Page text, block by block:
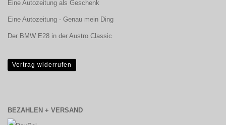
Eine Autozeitung als Geschenk
Eine Autozeitung - Genau mein Ding
Der BMW E28 in der Austro Classic
Vertrag widerrufen
BEZAHLEN + VERSAND